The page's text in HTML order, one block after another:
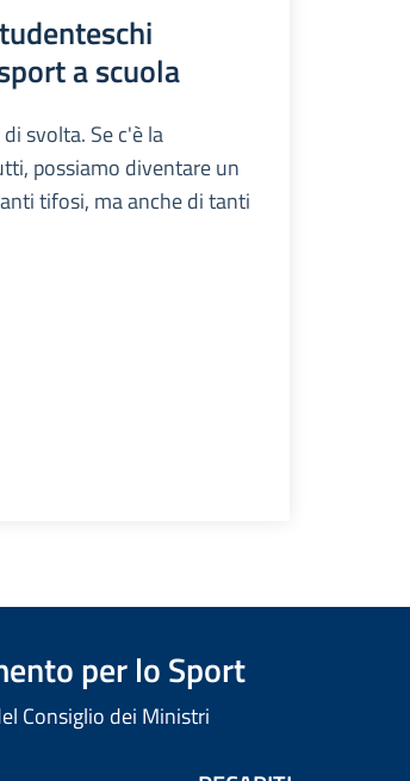
a scuola
svolta. Se c'è la
possiamo diventare un
tifosi, ma anche di tanti
per lo Sport
Consiglio dei Ministri